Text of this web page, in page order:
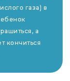
газа) в
а
кончиться